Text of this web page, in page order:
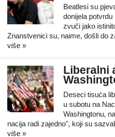
Beatlesi su
donijela
zvuči jako
Znanstvenici su, naime, došli do
više »
Liberalni
Deseci tisuća
u subotu na
Washingtonu,
nacija radi zajedno", koji su
više »